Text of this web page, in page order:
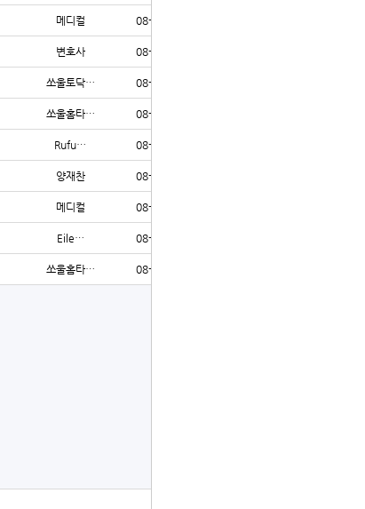
메디컬 08-03
변호사 08-03
쏘울토닥… 08-03
쏘울홈타… 08-03
Rufu… 08-03
양재찬 08-03
메디컬 08-03
Eile… 08-03
쏘울홈타… 08-03